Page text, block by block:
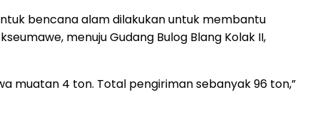
bencana alam dilakukan untuk membantu
menuju Gudang Bulog Blang Kolak II,
muatan 4 ton. Total pengiriman sebanyak 96 ton,”